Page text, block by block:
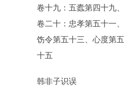
卷十九：五蠹第四十九
卷二十：忠孝第五十一
饬令第五十三、心度第
十五
韩非子识误